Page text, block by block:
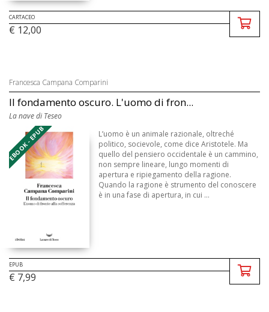
CARTACEO
€ 12,00
Francesca Campana Comparini
Il fondamento oscuro. L'uomo di fron...
La nave di Teseo
EBOOK - EPUB
L’uomo è un animale razionale, oltreché
politico, socievole, come dice Aristotele. Ma
quello del pensiero occidentale è un cammino,
non sempre lineare, lungo momenti di
apertura e ripiegamento della ragione.
Quando la ragione è strumento del conoscere
è in una fase di apertura, in cui ...
EPUB
€ 7,99